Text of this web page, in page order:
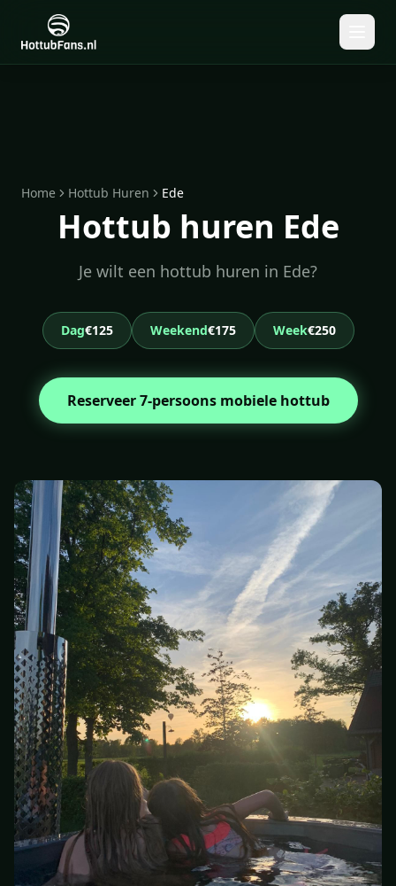
Home Hottub Huren Ede
Hottub huren Ede
Je wilt een hottub huren in Ede?
Dag€125 Weekend€175 Week€250
Reserveer 7-persoons mobiele hottub